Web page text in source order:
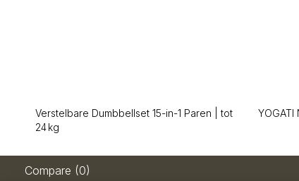
Verstelbare Dumbbellset 15-in-1 Paren | tot
24 kg
YOGATI
Compare (0)